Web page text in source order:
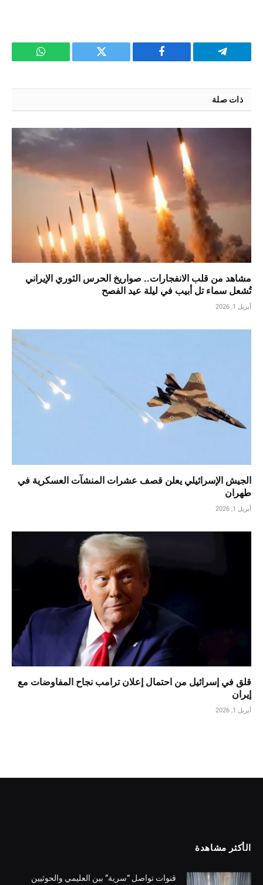
تيلقرام فيسبوك تويتر واتساب
ذات صلة
مشاهد من قلب الانفجارات.. صواريخ الحرس الثوري الإيراني
تُشعل سماء تل أبيب في ليلة عيد الفصح
أبريل 1, 2026
الجيش الإسرائيلي يعلن قصف عشرات المنشآت العسكرية في
طهران
أبريل 1, 2026
قلق في إسرائيل من احتمال إعلان ترامب نجاح المفاوضات مع
إيران
أبريل 1, 2026
الأكثر مشاهدة
قنوات تواصل “سرية” بين العليمي والحوثيين